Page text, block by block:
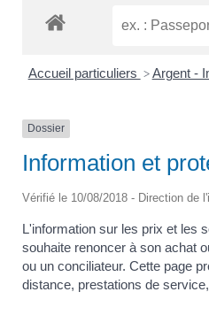
Accueil particuliers > Argent -
Dossier
Information et
Vérifié le 10/08/2018 - Direction de
L'information sur les prix et les
souhaite renoncer à son achat
ou un conciliateur. Cette page
distance, prestations de